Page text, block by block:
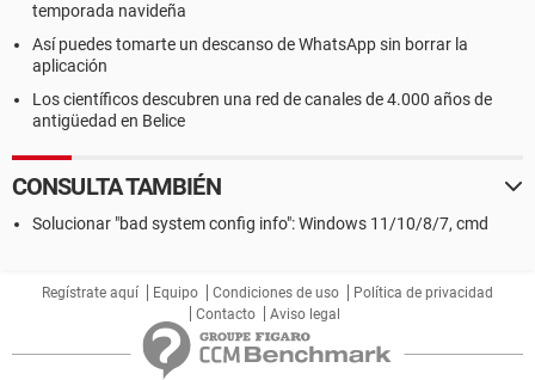
temporada navideña
Así puedes tomarte un descanso de WhatsApp sin borrar la
aplicación
Los científicos descubren una red de canales de 4.000 años de
antigüedad en Belice
CONSULTA TAMBIÉN
Solucionar "bad system config info": Windows 11/10/8/7, cmd
Regístrate aquí Equipo Condiciones de uso
Política de privacidad
Contacto
Aviso legal